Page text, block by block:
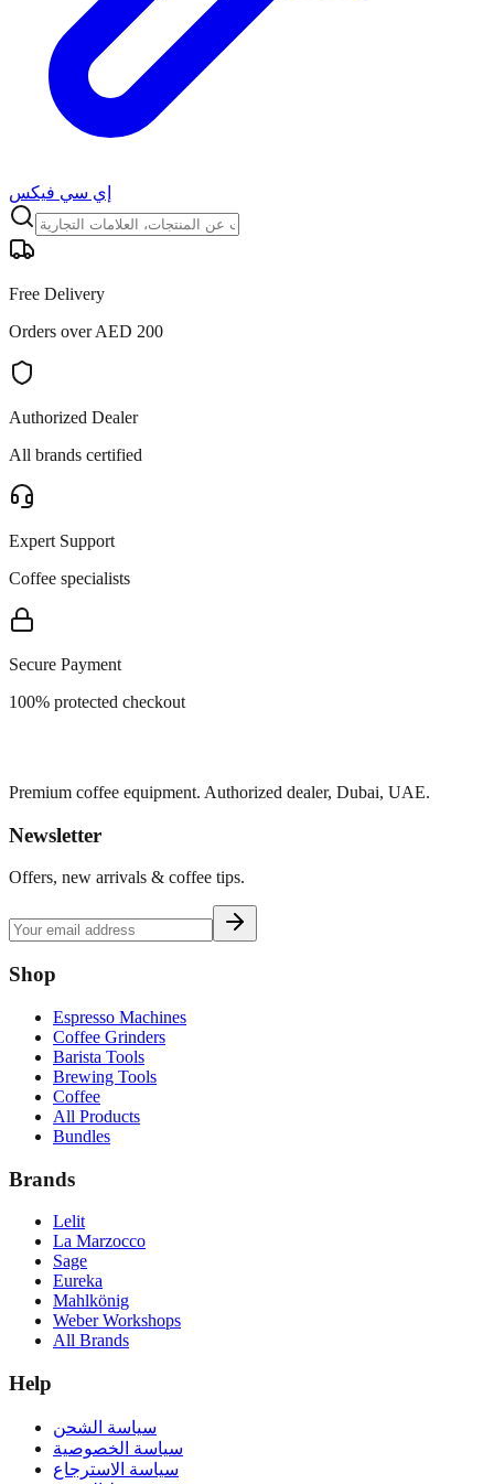
إي سي فيكس
Free Delivery
Orders over AED 200
Authorized Dealer
All brands certified
Expert Support
Coffee specialists
Secure Payment
100% protected checkout
Premium coffee equipment. Authorized dealer, Dubai, UAE.
Newsletter
Offers, new arrivals & coffee tips.
Shop
Espresso Machines
Coffee Grinders
Barista Tools
Brewing Tools
Coffee
All Products
Bundles
Brands
Lelit
La Marzocco
Sage
Eureka
Mahlkönig
Weber Workshops
All Brands
Help
سياسة الشحن
سياسة الخصوصية
سياسة الاسترجاع